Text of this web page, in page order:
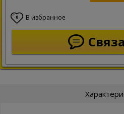
0 В избранное